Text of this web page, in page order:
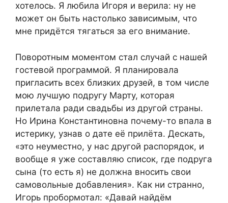
хотелось. Я любила Игоря и верила: ну не
может он быть настолько зависимым, что
мне придётся тягаться за его внимание.
Поворотным моментом стал случай с нашей
гостевой программой. Я планировала
пригласить всех близких друзей, в том числе
мою лучшую подругу Марту, которая
прилетала ради свадьбы из другой страны.
Но Ирина Константиновна почему-то впала в
истерику, узнав о дате её прилёта. Дескать,
«это неуместно, у нас другой распорядок, и
вообще я уже составляю список, где подруга
сына (то есть я) не должна вносить свои
самовольные добавления». Как ни странно,
Игорь пробормотал: «Давай найдём